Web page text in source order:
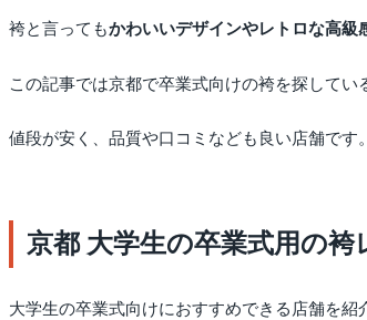
袴と言ってもかわいいデザインやレトロな高級
この記事では京都で卒業式向けの袴を探してい
値段が安く、品質や口コミなども良い店舗です
京都 大学生の卒業式用の
大学生の卒業式向けにおすすめできる店舗を紹